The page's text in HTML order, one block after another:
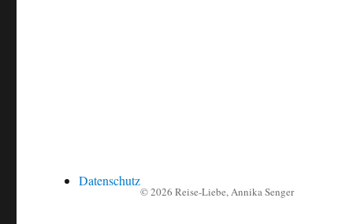
Datenschutz
© 2026Reise-Liebe, Annika Senger